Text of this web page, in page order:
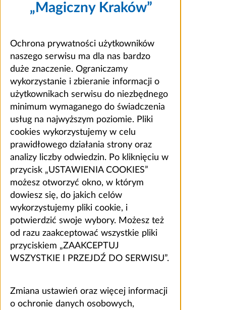
„Magiczny Kraków”
Ochrona prywatności użytkowników
naszego serwisu ma dla nas bardzo
duże znaczenie. Ograniczamy
wykorzystanie i zbieranie informacji o
użytkownikach serwisu do niezbędnego
minimum wymaganego do świadczenia
usług na najwyższym poziomie. Pliki
cookies wykorzystujemy w celu
prawidłowego działania strony oraz
analizy liczby odwiedzin. Po kliknięciu w
przycisk „USTAWIENIA COOKIES”
możesz otworzyć okno, w którym
dowiesz się, do jakich celów
wykorzystujemy pliki cookie, i
potwierdzić swoje wybory. Możesz też
od razu zaakceptować wszystkie pliki
przyciskiem „ZAAKCEPTUJ
WSZYSTKIE I PRZEJDŹ DO SERWISU”.
Zmiana ustawień oraz więcej informacji
o ochronie danych osobowych,